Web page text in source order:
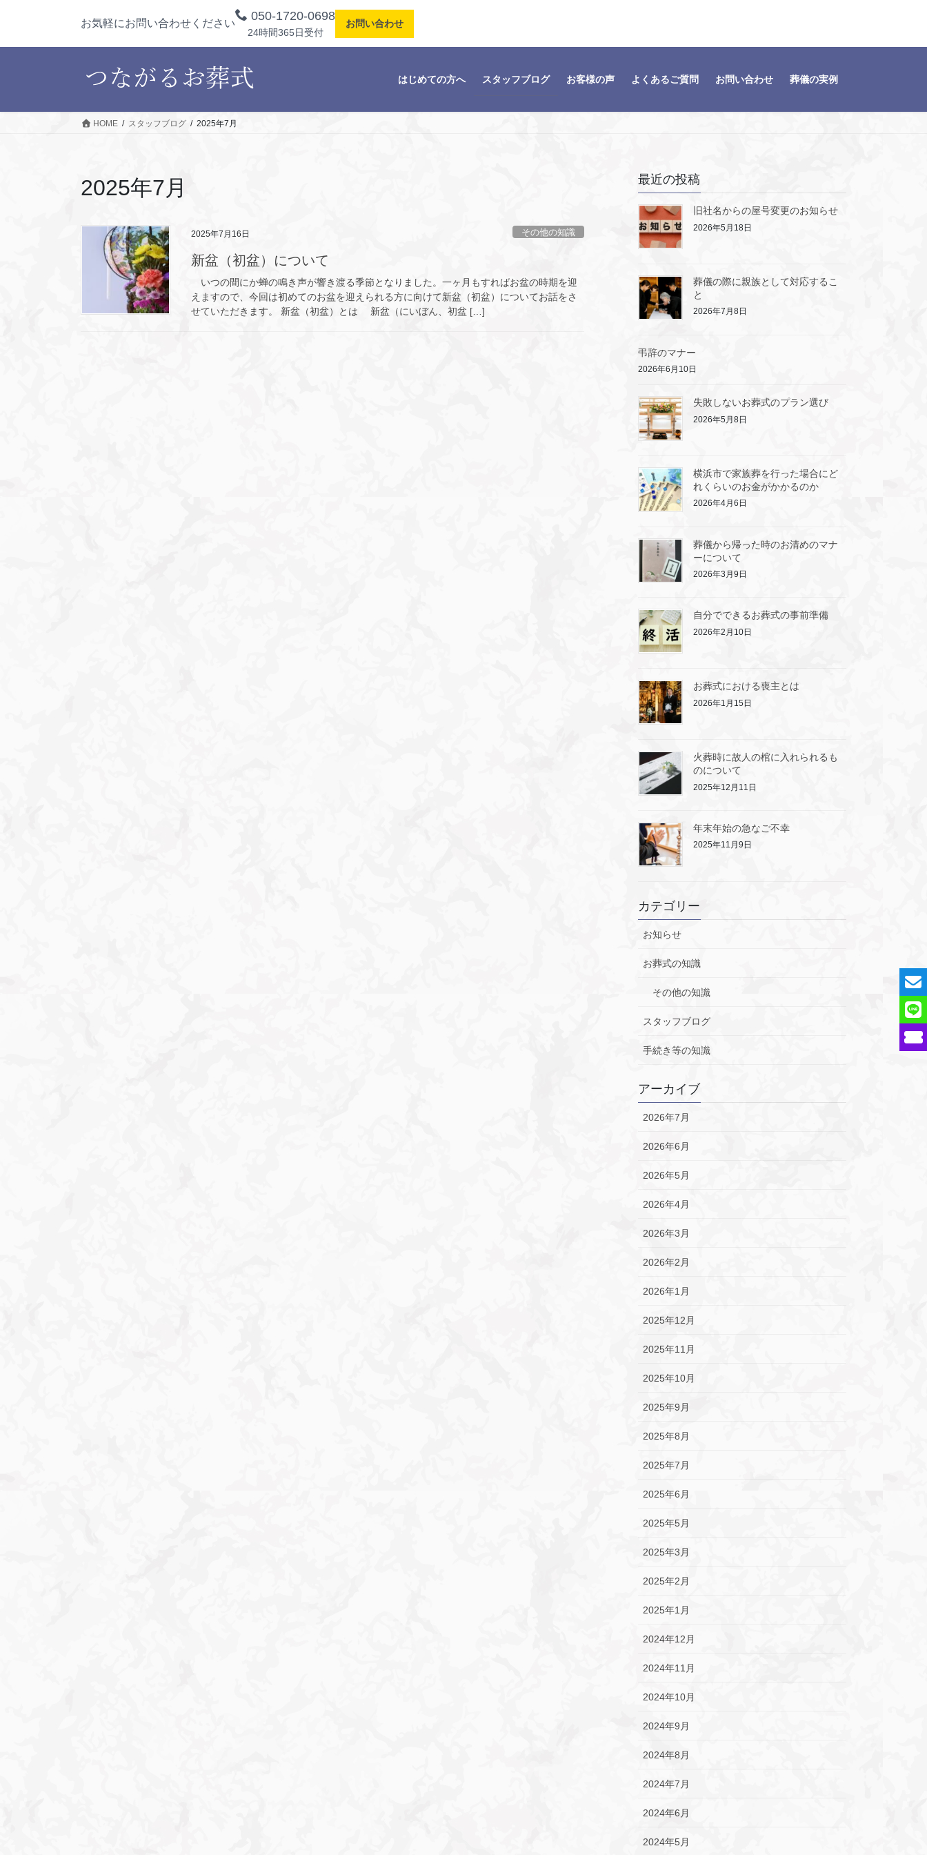
お気軽にお問い合わせください
050-1720-0698
24時間365日受付
お問い合わせ
はじめての方へ スタッフブログ お客様の声 よくあるご質問 お問い合わせ 葬儀の実例
HOME スタッフブログ 2025年7月
2025年7月
2025年7月16日 その他の知識
新盆（初盆）について
いつの間にか蝉の鳴き声が響き渡る季節となりました。一ヶ月もすればお盆の時期を迎
えますので、今回は初めてのお盆を迎えられる方に向けて新盆（初盆）についてお話をさ
せていただきます。 新盆（初盆）とは 新盆（にいぼん、初盆 […]
最近の投稿
旧社名からの屋号変更のお知らせ
2026年5月18日
葬儀の際に親族として対応するこ
と
2026年7月8日
弔辞のマナー
2026年6月10日
失敗しないお葬式のプラン選び
2026年5月8日
横浜市で家族葬を行った場合にど
れくらいのお金がかかるのか
2026年4月6日
葬儀から帰った時のお清めのマナ
ーについて
2026年3月9日
自分でできるお葬式の事前準備
2026年2月10日
お葬式における喪主とは
2026年1月15日
火葬時に故人の棺に入れられるも
のについて
2025年12月11日
年末年始の急なご不幸
2025年11月9日
カテゴリー
お知らせ
お葬式の知識
その他の知識
スタッフブログ
手続き等の知識
アーカイブ
2026年7月
2026年6月
2026年5月
2026年4月
2026年3月
2026年2月
2026年1月
2025年12月
2025年11月
2025年10月
2025年9月
2025年8月
2025年7月
2025年6月
2025年5月
2025年3月
2025年2月
2025年1月
2024年12月
2024年11月
2024年10月
2024年9月
2024年8月
2024年7月
2024年6月
2024年5月